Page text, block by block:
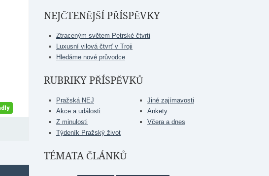
NEJČTENĚJŠÍ PŘÍSPĚVKY
Ztraceným světem Petrské čtvrti
Luxusní vilová čtvrť v Troji
Hledáme nové průvodce
RUBRIKY PŘÍSPĚVKŮ
Pražská NEJ
Akce a události
Z minulosti
Týdeník Pražský život
Jiné zajímavosti
Ankety
Včera a dnes
TÉMATA ČLÁNKŮ